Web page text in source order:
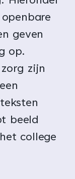
geven
op.
zijn
beeld
college